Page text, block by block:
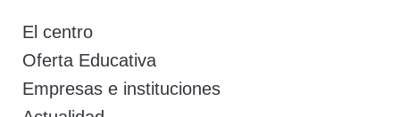
El centro
Oferta Educativa
Empresas e instituciones